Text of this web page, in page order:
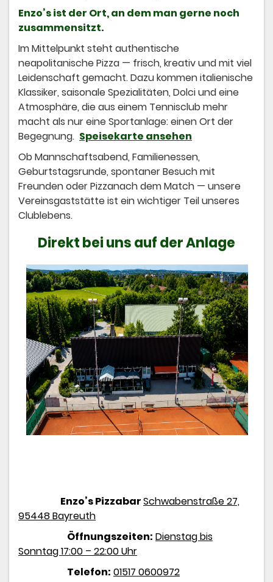
Enzo’s ist der Ort, an dem man gerne noch
zusammensitzt.
Im Mittelpunkt steht authentische
neapolitanische Pizza — frisch, kreativ und mit viel
Leidenschaft gemacht. Dazu kommen italienische
Klassiker, saisonale Spezialitäten, Dolci und eine
Atmosphäre, die aus einem Tennisclub mehr
macht als nur eine Sportanlage: einen Ort der
Begegnung. Speisekarte ansehen
Ob Mannschaftsabend, Familienessen,
Geburtstagsrunde, spontaner Besuch mit
Freunden oder Pizzanach dem Match — unsere
Vereinsgaststätte ist ein wichtiger Teil unseres
Clublebens.
Direkt bei uns auf der Anlage
Enzo’s PizzabarSchwabenstraße 27,
95448 Bayreuth
Öffnungszeiten: Dienstag bis
Sonntag 17:00 – 22:00 Uhr
Telefon: 01517 0600972